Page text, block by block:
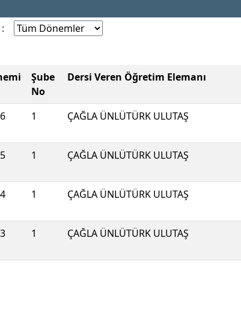
Şube
No
Dersi Veren Öğretim Elemanı
1 ÇAĞLA ÜNLÜTÜRK ULUTAŞ
1 ÇAĞLA ÜNLÜTÜRK ULUTAŞ
1 ÇAĞLA ÜNLÜTÜRK ULUTAŞ
1 ÇAĞLA ÜNLÜTÜRK ULUTAŞ